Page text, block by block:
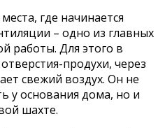
где начинается
– одно из главных
работы. Для этого в
продухи, через
свежий воздух. Он не
у основания дома, но и
шахте.